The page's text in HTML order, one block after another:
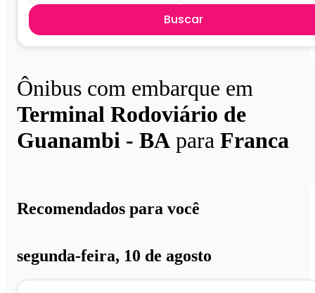
Buscar
Ônibus com embarque em
Terminal Rodoviário de
Guanambi - BA para Franca
Recomendados para você
segunda-feira, 10 de agosto